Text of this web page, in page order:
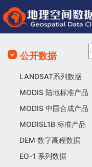
公开数据
LANDSAT系列数据
MODIS 陆地标准产品
MODIS 中国合成产品
MODISL1B 标准产品
DEM 数字高程数据
EO-1 系列数据